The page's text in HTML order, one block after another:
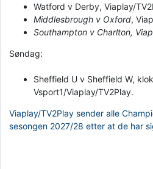
Watford v Derby, Viaplay/
Middlesbrough v Oxford,
Southampton v Charlton,
Søndag:
Sheffield U v Sheffield W,
Vsport1/Viaplay/TV2Play.
Viaplay/TV2Play sender alle
sesongen 2027/28 etter at de har